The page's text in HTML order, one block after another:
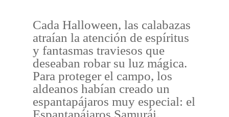
Cada Halloween, las calabazas
atraían la atención de espíritus
y fantasmas traviesos que
deseaban robar su luz mágica.
Para proteger el campo, los
aldeanos habían creado un
espantapájaros muy especial: el
Espantapájaros Samurái.